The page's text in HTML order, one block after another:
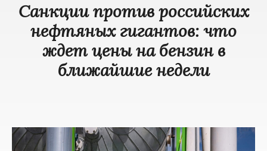
Санкции против российских
нефтяных гигантов: что
ждет цены на бензин в
ближайшие недели